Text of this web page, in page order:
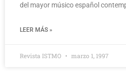
del mayor músico español
LEER MÁS »
Revista ISTMO marzo 1, 1997